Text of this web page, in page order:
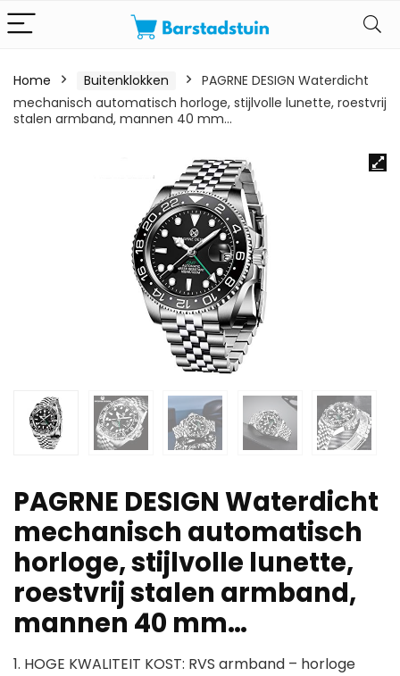
Home Buitenklokken
PAGRNE DESIGN Waterdicht
mechanisch automatisch horloge, stijlvolle lunette, roestvrij
stalen armband, mannen 40 mm…
PAGRNE DESIGN Waterdicht
mechanisch automatisch
horloge, stijlvolle lunette,
roestvrij stalen armband,
mannen 40 mm…
1. HOGE KWALITEIT KOST: RVS armband – horloge